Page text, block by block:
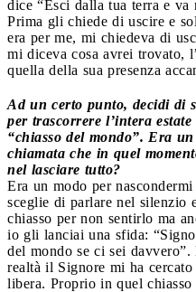
dice “Esci dalla tua terra e
Prima gli chiede di uscire e
era per me, mi chiedeva di
mi diceva cosa avrei trovato,
quella della sua presenza
Ad un certo punto, decidi di
per trascorrere l’intera
“chiasso del mondo”. Era
chiamata che in quel
nel lasciare tutto?
Era un modo per
sceglie di parlare nel silenzio
chiasso per non sentirlo ma
io gli lanciai una sfida:
del mondo se ci sei
realtà il Signore mi ha
libera. Proprio in quel